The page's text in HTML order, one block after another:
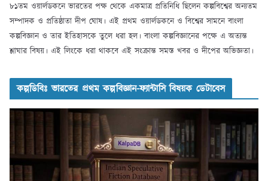
৮১তম ওয়ার্লডকনে ভারতের পক্ষ থেকে একমাত্র প্রতিনিধি ছিলেন কল্পবিশ্বের অন্যতম
সম্পাদক ও প্রতিষ্ঠাতা দীপ ঘোষ। এই প্রথম ওয়ার্লডকনে ও বিশ্বের সামনে বাংলা
কল্পবিজ্ঞান ও তার ইতিহাসকে তুলে ধরা হল। বাংলা কল্পবিজ্ঞানের পক্ষে এ অত্যন্ত
শ্লাঘার বিষয়। এই লিংকে ধরা থাকবে এই সংক্রান্ত সমস্ত খবর ও দীপের অভিজ্ঞতা।
কল্পডিবিঃ ভারতের প্রথম কল্পবিজ্ঞান-ফ্যান্টাসি বিষয়ক ডেটাবেস